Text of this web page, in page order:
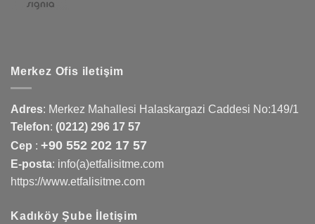
Merkez Ofis iletişim
Adres: Merkez Mahallesi Halaskargazi Caddesi No:149/1
Telefon: (0212) 296 17 57
Cep : +90 552 202 17 57
E-posta: info(a)etfalisitme.com
https://www.etfalisitme.com
Kadıköy Şube İletişim